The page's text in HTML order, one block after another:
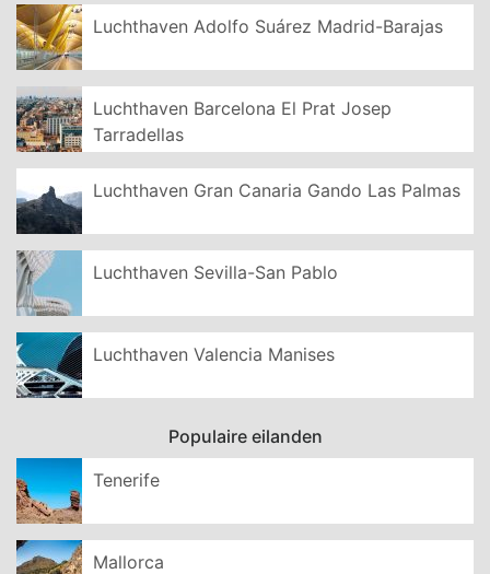
Luchthaven Adolfo Suárez Madrid-Barajas
Luchthaven Barcelona El Prat Josep
Tarradellas
Luchthaven Gran Canaria Gando Las Palmas
Luchthaven Sevilla-San Pablo
Luchthaven Valencia Manises
Populaire eilanden
Tenerife
Mallorca